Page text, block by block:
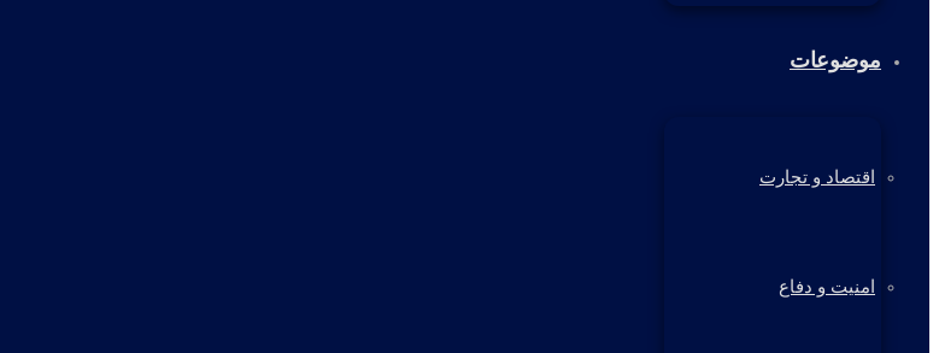
موضوعات
اقتصاد و تجارت
امنیت و دفاع